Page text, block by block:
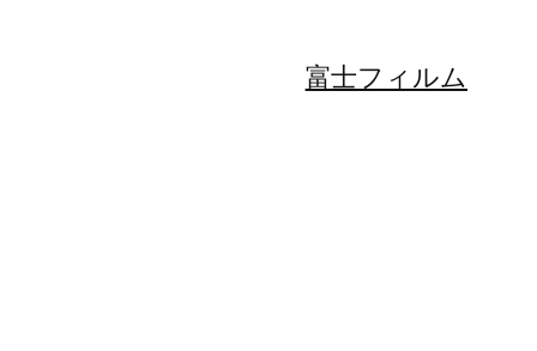
富士フィルム